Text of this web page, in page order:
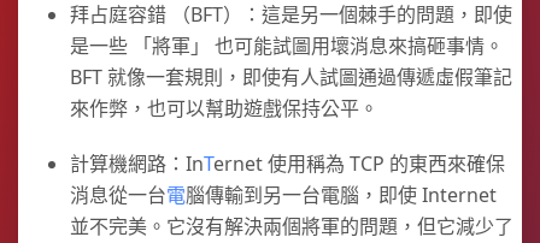
拜占庭容錯 （BFT）：這是另一個棘手的問題，即使
是一些 「將軍」 也可能試圖用壞消息來搞砸事情。
BFT 就像一套規則，即使有人試圖通過傳遞虛假筆記
來作弊，也可以幫助遊戲保持公平。
計算機網路：InTernet 使用稱為 TCP 的東西來確保
消息從一台電腦傳輸到另一台電腦，即使 Internet
並不完美。它沒有解決兩個將軍的問題，但它減少了